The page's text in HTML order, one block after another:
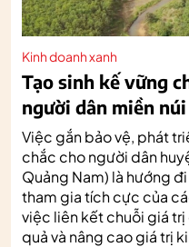
Kinh doanh xanh
Tạo sinh kế vững
người dân miền
Việc gắn bảo vệ, phát
chắc cho người dân
Quảng Nam) là hướng
tham gia tích cực của
việc liên kết chuỗi giá
quả và nâng cao giá trị